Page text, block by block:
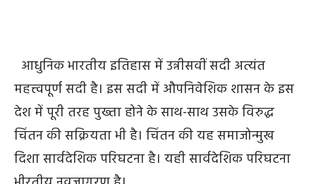
आधुनिक भारतीय इतिहास में उन्नीसवीं सदी अत्यंत
महत्त्वपूर्ण सदी है। इस सदी में औपनिवेशिक शासन के इस
देश में पूरी तरह पुख्ता होने के साथ-साथ उसके विरुद्ध
चिंतन की सक्रियता भी है। चिंतन की यह समाजोन्मुख
दिशा सार्वदेशिक परिघटना है। यही सार्वदेशिक परिघटना